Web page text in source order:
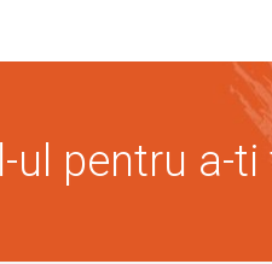
ul pentru a-